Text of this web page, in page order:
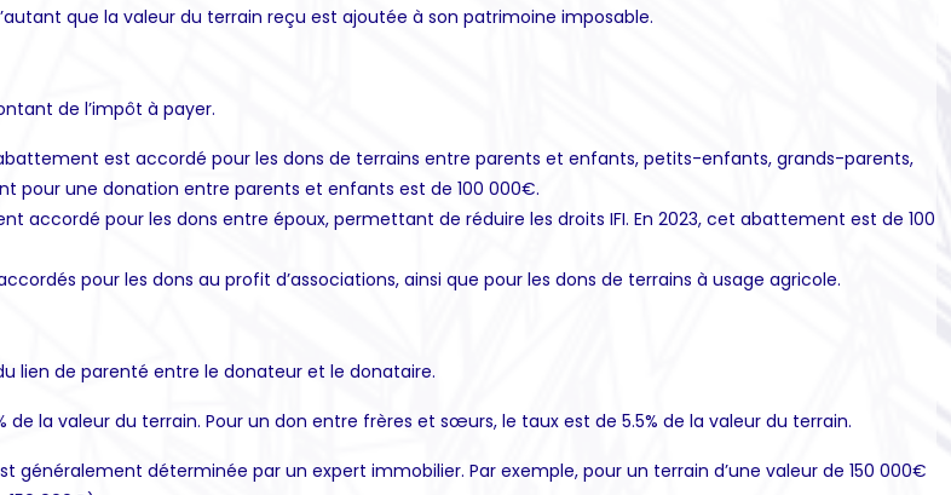
que la valeur du terrain reçu est ajoutée à son patrimoine imposable.
de l’impôt à payer.
est accordé pour les dons de terrains entre parents et enfants, petits-enfants, grands-parents,
pour une donation entre parents et enfants est de 100 000€.
accordé pour les dons entre époux, permettant de réduire les droits IFI. En 2023, cet abattement est de 100
pour les dons au profit d’associations, ainsi que pour les dons de terrains à usage agricole.
lien de parenté entre le donateur et le donataire.
la valeur du terrain. Pour un don entre frères et sœurs, le taux est de 5.5% de la valeur du terrain.
généralement déterminée par un expert immobilier. Par exemple, pour un terrain d’une valeur de 150 000€